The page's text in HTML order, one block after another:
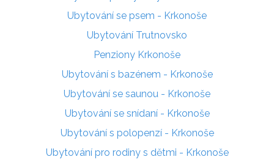
Ubytování se psem - Krkonoše
Ubytování Trutnovsko
Penziony Krkonoše
Ubytování s bazénem - Krkonoše
Ubytování se saunou - Krkonoše
Ubytování se snídaní - Krkonoše
Ubytování s polopenzí - Krkonoše
Ubytování pro rodiny s dětmi - Krkonoše